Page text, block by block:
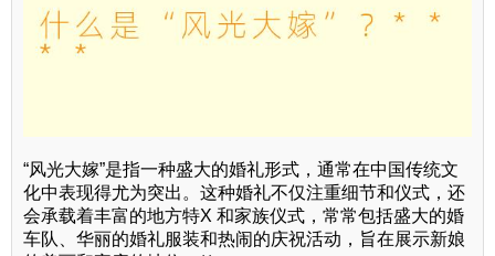
“风光大嫁”是指一种盛大的婚礼形式，通常在中国传统文
化中表现得尤为突出。这种婚礼不仅注重细节和仪式，还
会承载着丰富的地方特X 和家族仪式，常常包括盛大的婚
车队、华丽的婚礼服装和热闹的庆祝活动，旨在展示新娘